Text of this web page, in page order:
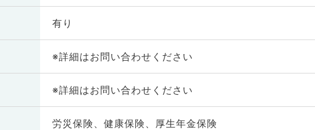
有り
※詳細はお問い合わせください
※詳細はお問い合わせください
労災保険、健康保険、厚生年金保険